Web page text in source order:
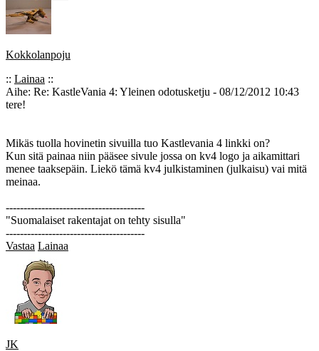
Kokkolanpoju
:: Lainaa ::
Aihe: Re: KastleVania 4: Yleinen odotusketju - 08/12/2012 10:43
tere!
Mikäs tuolla hovinetin sivuilla tuo Kastlevania 4 linkki on?
Kun sitä painaa niin pääsee sivule jossa on kv4 logo ja aikamittari
menee taaksepäin. Liekö tämä kv4 julkistaminen (julkaisu) vai mitä
meinaa.
---------------------------------------
"Suomalaiset rakentajat on tehty sisulla"
---------------------------------------
Vastaa Lainaa
JK